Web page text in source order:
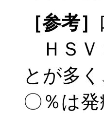
［参考］
ＨＳＶ
とが多
〇％は